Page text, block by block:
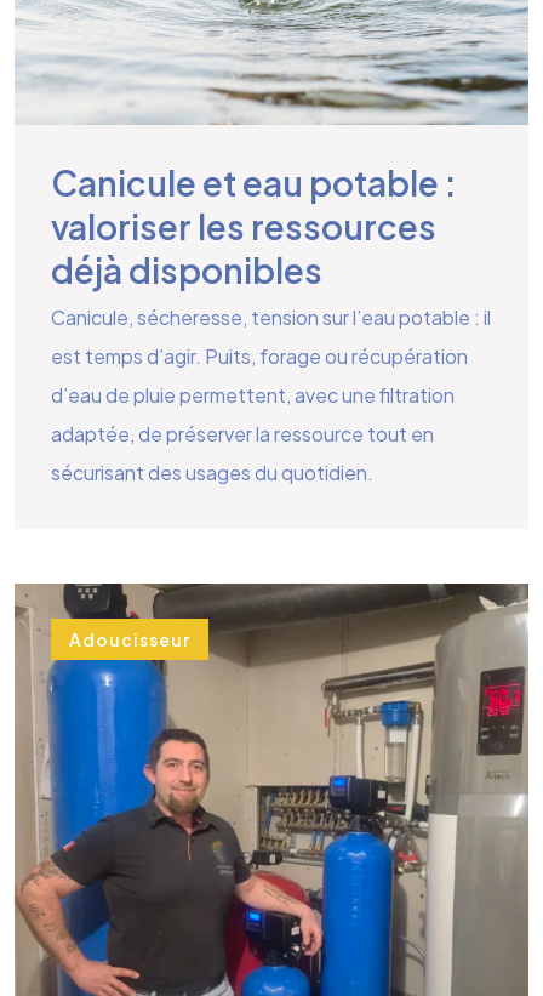
Canicule et eau potable :
valoriser les ressources
déjà disponibles
Canicule, sécheresse, tension sur l’eau potable : il
est temps d’agir. Puits, forage ou récupération
d’eau de pluie permettent, avec une filtration
adaptée, de préserver la ressource tout en
sécurisant des usages du quotidien.
Adoucisseur